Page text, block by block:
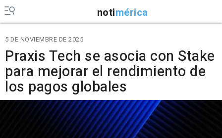
notimérica
5 DE NOVIEMBRE DE 2025
Praxis Tech se asocia con Stake
para mejorar el rendimiento de
los pagos globales